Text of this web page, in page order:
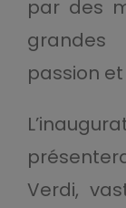
par des
passion
Verdi,